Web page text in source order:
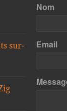
sur-
Nom
Email